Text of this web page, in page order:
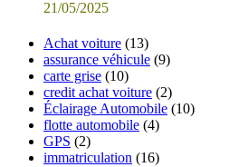
21/05/2025
Achat voiture (13)
assurance véhicule (9)
carte grise (10)
credit achat voiture (2)
Éclairage Automobile (10)
flotte automobile (4)
GPS (2)
immatriculation (16)